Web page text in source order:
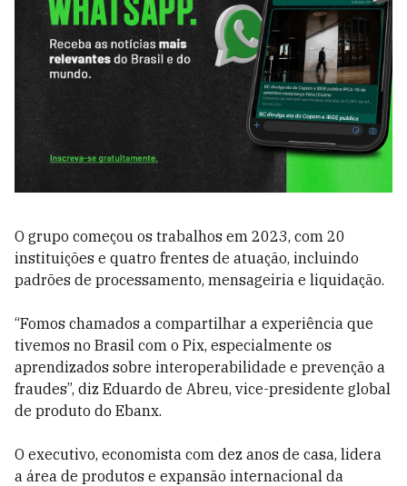
O grupo começou os trabalhos em 2023, com 20
instituições e quatro frentes de atuação, incluindo
padrões de processamento, mensageiria e liquidação.
“Fomos chamados a compartilhar a experiência que
tivemos no Brasil com o Pix, especialmente os
aprendizados sobre interoperabilidade e prevenção a
fraudes”, diz Eduardo de Abreu, vice-presidente global
de produto do Ebanx.
O executivo, economista com dez anos de casa, lidera
a área de produtos e expansão internacional da